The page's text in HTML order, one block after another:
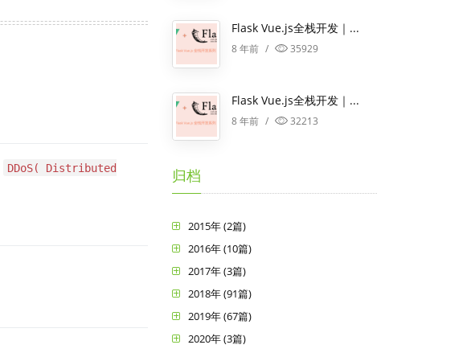
DDoS( Distributed
Flask Vue.js全栈开发｜...
8 年前 / 35929
Flask Vue.js全栈开发｜...
8 年前 / 32213
归档
2015年 (2篇)
2016年 (10篇)
2017年 (3篇)
2018年 (91篇)
2019年 (67篇)
2020年 (3篇)